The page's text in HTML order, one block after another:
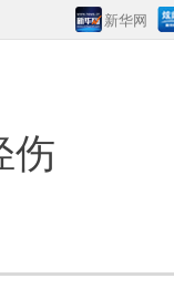
新华网
伤